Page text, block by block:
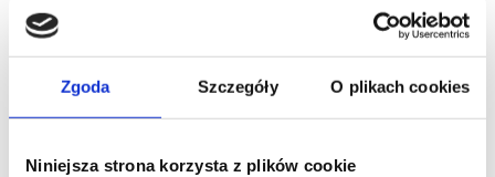
Zgoda Szczegóły O plikach cookies
Niniejsza strona korzysta z plików cookie